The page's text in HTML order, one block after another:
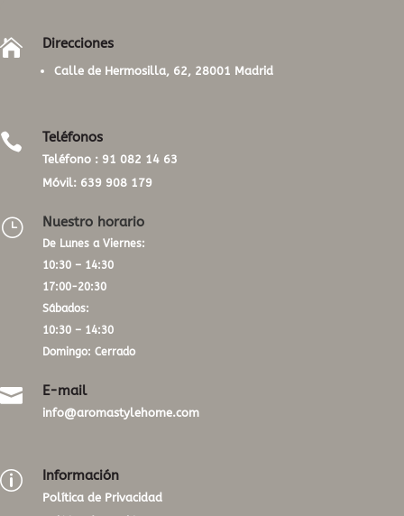
 Direcciones
Calle de Hermosilla, 62, 28001 Madrid
 Teléfonos
Teléfono : 91 082 14 63
Móvil: 639 908 179
} Nuestro horario
De Lunes a Viernes:
10:30 – 14:30
17:00-20:30
Sábados:
10:30 – 14:30
Domingo: Cerrado
 E-mail
info@aromastylehome.com
p Información
Política de Privacidad